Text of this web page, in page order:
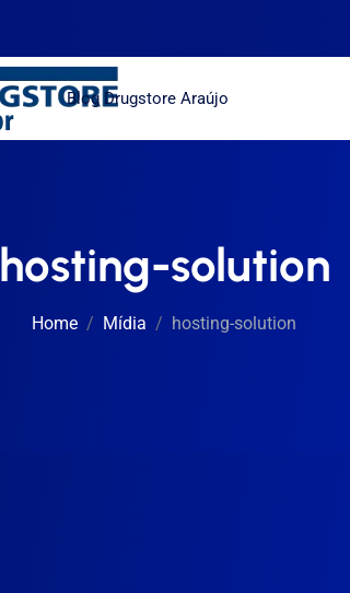
Blog Drugstore Araújo
hosting-solution
Home Mídia hosting-solution